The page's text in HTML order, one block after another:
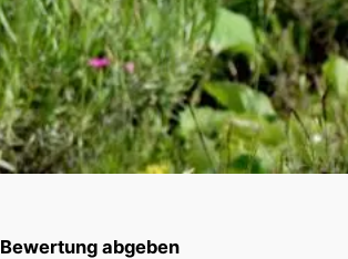
Bewertung abgeben